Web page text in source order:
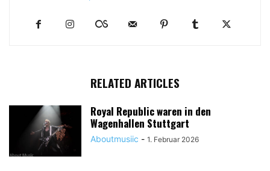
RELATED ARTICLES
Royal Republic waren in den
Wagenhallen Stuttgart
Aboutmusiic - 1. Februar 2026